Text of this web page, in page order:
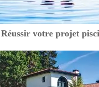
Réussir votre projet